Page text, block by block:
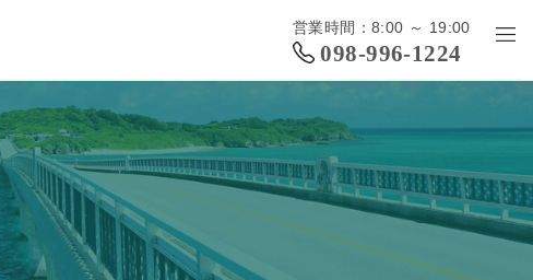
営業時間：8:00 ～ 19:00
098-996-1224